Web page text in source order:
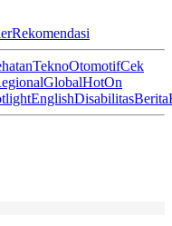
Rekomendasi
TeknoOtomotifCek
GlobalHotOn
EnglishDisabilitasBerita